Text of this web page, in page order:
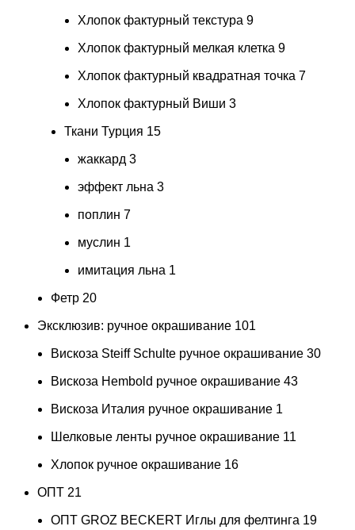
Хлопок фактурный текстура 9
Хлопок фактурный мелкая клетка 9
Хлопок фактурный квадратная точка 7
Хлопок фактурный Виши 3
Ткани Турция 15
жаккард 3
эффект льна 3
поплин 7
муслин 1
имитация льна 1
Фетр 20
Эксклюзив: ручное окрашивание 101
Вискоза Steiff Schulte ручное окрашивание 30
Вискоза Hembold ручное окрашивание 43
Вискоза Италия ручное окрашивание 1
Шелковые ленты ручное окрашивание 11
Хлопок ручное окрашивание 16
ОПТ 21
ОПТ GROZ BECKERT Иглы для фелтинга 19